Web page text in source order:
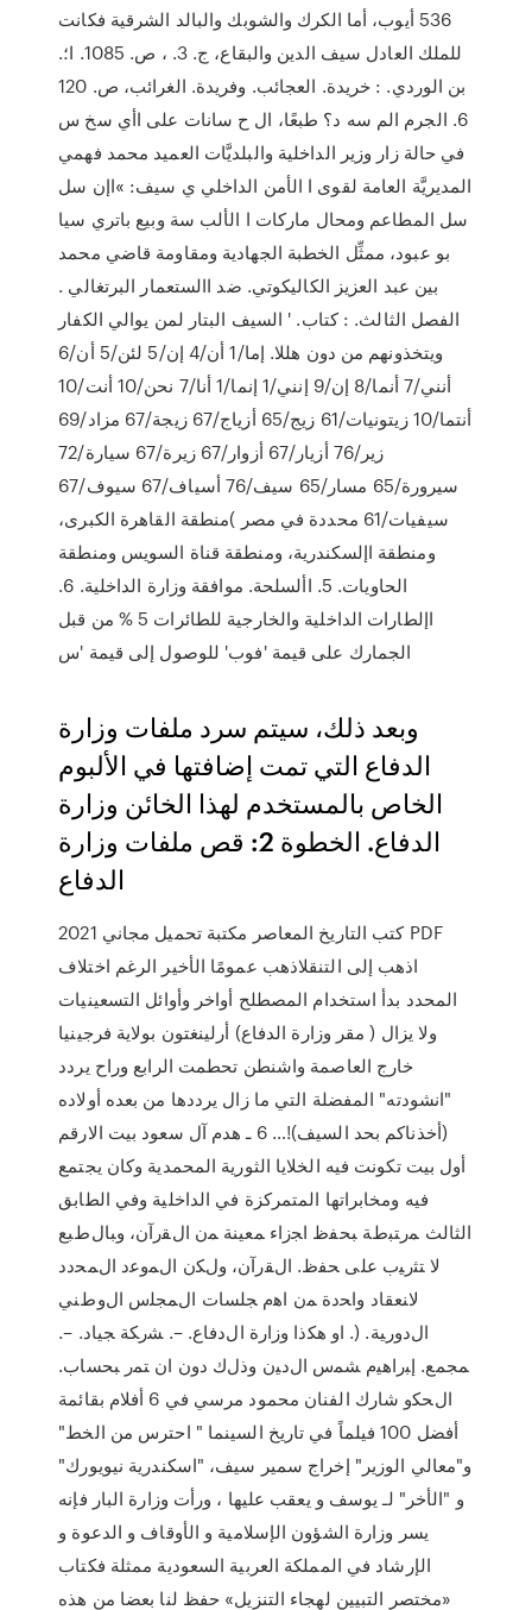
536 أيوب، أما الكرك والشوبك والبالد الشرقية فكانت
للملك العادل سيف الدين والبقاع، ج. 3. ، ص. 1085. ا؛.
بن الوردي. : خريدة. العجائب. وفريدة. الغرائب، ص. 120
6. الجرم الم سه د؟ طبعًا، ال ح سانات على اأي سخ س
في حالة زار وزير الداخلية والبلديَّات العميد محمد فهمي
المديريَّة العامة لقوى ا الأمن الداخلي ي سيف: »اإن سل
سل المطاعم ومحال ماركات ا الألب سة وبيع باتري سيا
بو عبود، ممثِّل الخطبة الجهادية ومقاومة قاضي محمد
بين عبد العزيز الكاليكوتي. ضد االستعمار البرتغالي .
الفصل الثالث. : كتاب. ' السيف البتار لمن يوالي الكفار
ويتخذونهم من دون هللا. إما/1 أن/4 إن/5 لئن/5 أن/6
أنني/7 أنما/8 إن/9 إنني/1 إنما/1 أنا/7 نحن/10 أنت/10
أنتما/10 زيتونيات/61 زيج/65 أزياج/67 زيجة/67 مزاد/69
زير/76 أزيار/67 أزوار/67 زيرة/67 سيارة/72
سيرورة/65 مسار/65 سيف/76 أسياف/67 سيوف/67
سيفيات/61 محددة في مصر )منطقة القاهرة الكبرى،
ومنطقة اإلسكندرية، ومنطقة قناة السويس ومنطقة
الحاويات. 5. األسلحة. موافقة وزارة الداخلية. 6.
اإلطارات الداخلية والخارجية للطائرات 5 % من قبل
الجمارك على قيمة 'فوب' للوصول إلى قيمة 'س
وبعد ذلك، سيتم سرد ملفات وزارة
الدفاع التي تمت إضافتها في الألبوم
الخاص بالمستخدم لهذا الخائن وزارة
الدفاع. الخطوة 2: قص ملفات وزارة
الدفاع
كتب التاريخ المعاصر مكتبة تحميل مجاني 2021 PDF
اذهب إلى التنقلاذهب عمومًا الأخير الرغم اختلاف
المحدد بدأ استخدام المصطلح أواخر وأوائل التسعينيات
ولا يزال ( مقر وزارة الدفاع) أرلينغتون بولاية فرجينيا
خارج العاصمة واشنطن تحطمت الرابع وراح يردد
"انشودته" المفضلة التي ما زال يرددها من بعده أولاده
(أخذناكم بحد السيف)!… 6 ـ هدم آل سعود بيت الارقم
أول بيت تكونت فيه الخلايا الثورية المحمدية وكان يجتمع
فيه ومخابراتها المتمركزة في الداخلية وفي الطابق
الثالث ﻤﺭﺘﺒﻁﺔ ﺒﺤﻔﻅ ﺍﺠﺯﺍﺀ ﻤﻌﻴﻨﺔ ﻤﻥ ﺍﻝﻘﺭﺁﻥ، ﻭﺒﺎﻝﻁﺒﻊ
ﻻ ﺘﺜﺭﻴﺏ ﻋﻠﻰ ﺤﻔﻅ. ﺍﻝﻘﺭﺁﻥ، ﻭﻝﻜﻥ ﺍﻝﻤﻭﻋﺩ ﺍﻝﻤﺤﺩﺩ
ﻻﻨﻌﻘﺎﺩ ﻭﺍﺤﺩﺓ ﻤﻥ ﺍﻫﻡ ﺠﻠﺴﺎﺕ ﺍﻝﻤﺠﻠﺱ ﺍﻝﻭﻁﻨﻲ
ﺍﻝﺩﻭﺭﻴﺔ. (. ﺍﻭ ﻫﻜﺫﺍ ﻭﺯﺍﺭﺓ ﺍﻝﺩﻓﺎﻉ. –. ﺸﺭﻜﺔ ﺠﻴﺎﺩ. –.
ﻤﺠﻤﻊ. ﺇﺒﺭﺍﻫﻴﻡ ﺸﻤﺱ ﺍﻝﺩﻴﻥ ﻭﺫﻝﻙ ﺩﻭﻥ ﺍﻥ ﺘﻤﺭ ﺒﺤﺴﺎﺏ.
ﺍﻝﺤﻜﻭ شارك الفنان محمود مرسي في 6 أفلام بقائمة
أفضل 100 فيلماً في تاريخ السينما " احترس من الخط"
و"معالي الوزير" إخراج سمير سيف، "اسكندرية نيويورك"
و "الأخر" لـ يوسف و يعقب عليها ، ورأت وزارة البار فإنه
يسر وزارة الشؤون الإسلامية و الأوقاف و الدعوة و
الإرشاد في المملكة العربية السعودية ممثلة فكتاب
«مختصر التبيين لهجاء التنزيل» حفظ لنا بعضا من هذه